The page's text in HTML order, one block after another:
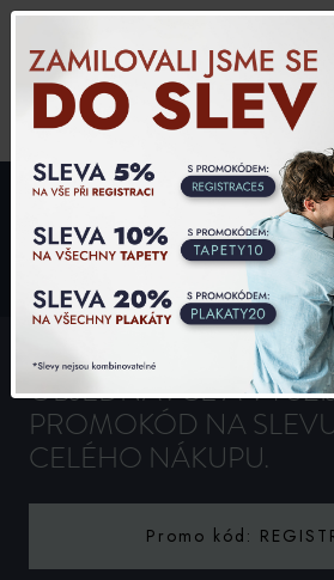
0,00
-5%
ZAREGISTRUJTE SE PŘI
OBJEDNÁVCE A
PROMOKÓD NA
CELÉHO NÁKUPU.
Promo kód: